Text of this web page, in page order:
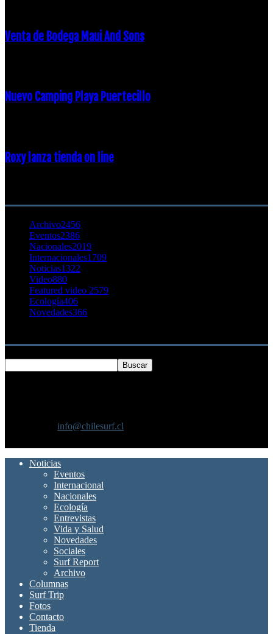
Venta de Bodega Maui And Sons
Nuevo Camping Playa Puertecillo
Roxy lanza tienda on line
Archivo2456
Eventos2386
Nacionales2019
Internacionales1709
Noticias1322
Video880
Featured video 2579
Ecología406
Novedades366
info@chilesurf.cl
Noticias
Eventos
Internacional
Nacionales
Ecología
Entrevistas
Vida y Salud
Novedades
Sociales
Surf Report
Archivo
Columnas
Surf Trip
Fotos
Contacto
Tienda